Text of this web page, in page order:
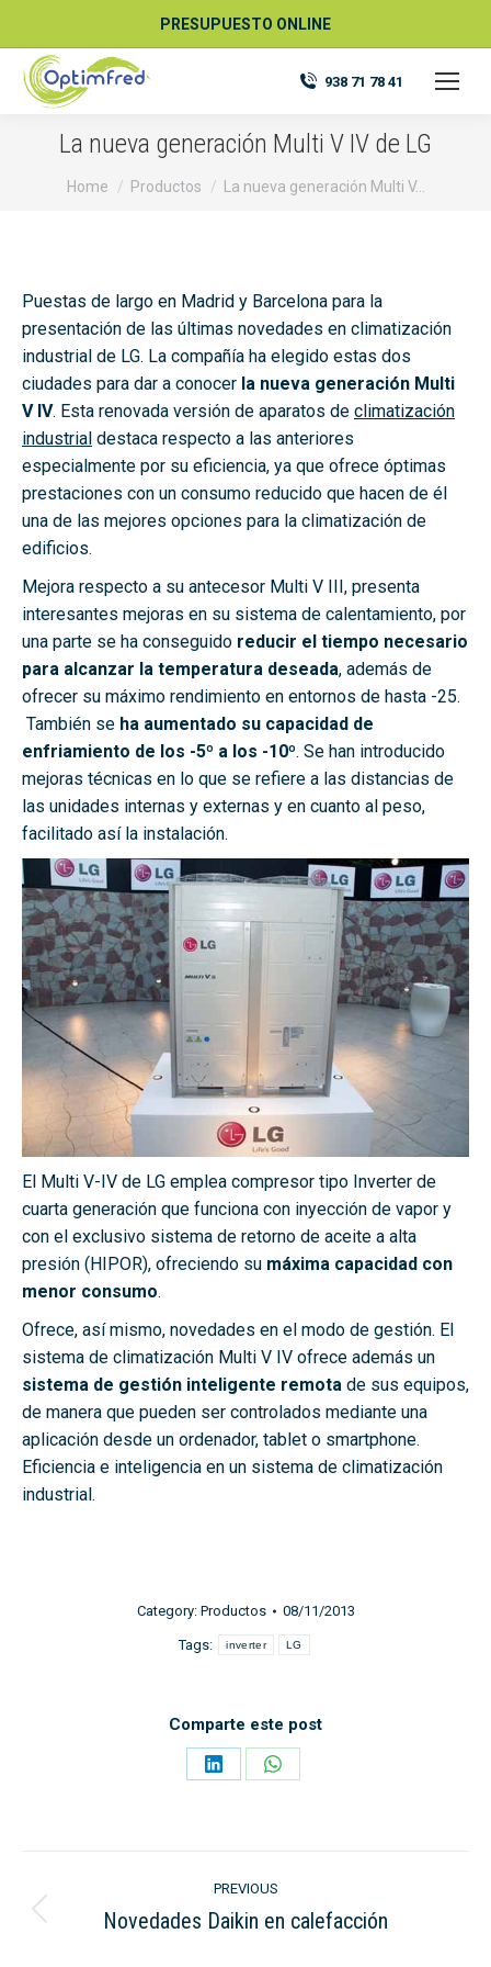
PRESUPUESTO ONLINE
938 71 78 41
La nueva generación Multi V IV de LG
You are here:
Home Productos La nueva generación Multi V…
Puestas de largo en Madrid y Barcelona para la
presentación de las últimas novedades en climatización
industrial de LG. La compañía ha elegido estas dos
ciudades para dar a conocer la nueva generación Multi
V IV. Esta renovada versión de aparatos de climatización
industrial destaca respecto a las anteriores
especialmente por su eficiencia, ya que ofrece óptimas
prestaciones con un consumo reducido que hacen de él
una de las mejores opciones para la climatización de
edificios.
Mejora respecto a su antecesor Multi V III, presenta
interesantes mejoras en su sistema de calentamiento, por
una parte se ha conseguido reducir el tiempo necesario
para alcanzar la temperatura deseada, además de
ofrecer su máximo rendimiento en entornos de hasta -25.
También se ha aumentado su capacidad de
enfriamiento de los -5º a los -10º. Se han introducido
mejoras técnicas en lo que se refiere a las distancias de
las unidades internas y externas y en cuanto al peso,
facilitado así la instalación.
El Multi V-IV de LG emplea compresor tipo Inverter de
cuarta generación que funciona con inyección de vapor y
con el exclusivo sistema de retorno de aceite a alta
presión (HIPOR), ofreciendo su máxima capacidad con
menor consumo.
Ofrece, así mismo, novedades en el modo de gestión. El
sistema de climatización Multi V IV ofrece además un
sistema de gestión inteligente remota de sus equipos,
de manera que pueden ser controlados mediante una
aplicación desde un ordenador, tablet o smartphone.
Eficiencia e inteligencia en un sistema de climatización
industrial.
Category: Productos 08/11/2013
Tags: inverter LG
Comparte este post
Share
Share
navigation
PREVIOUS
Previous
Novedades Daikin en calefacción